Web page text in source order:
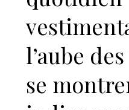
l’aube
se